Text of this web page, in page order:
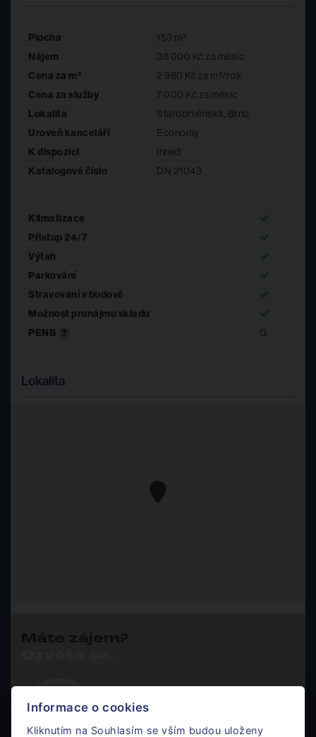
Plocha 153 m²
Nájem 38 000 Kč za měsíc
Cena za m² 2 980 Kč za m²/rok
Cena za služby 7 000 Kč za měsíc
Lokalita Starobrněnská, Brno
Úroveň kanceláří Economy
K dispozici ihned
Katalogové číslo DN 21043
Klimatizace
Přístup 24/7
Výtah
Parkování
Stravování v budově
Možnost pronájmu skladu
PENB ? G
Lokalita
Máte zájem?
Karim Kapitančík
Informace o cookies
Kliknutím na Souhlasím se vším budou uloženy